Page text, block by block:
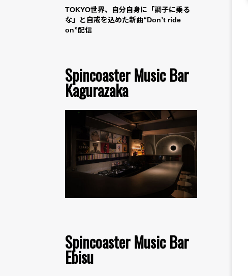
TOKYO世界、自分自身に「調子に乗る
な」と自戒を込めた新曲“Don’t ride
on”配信
Spincoaster Music Bar
Kagurazaka
Spincoaster Music Bar
Ebisu